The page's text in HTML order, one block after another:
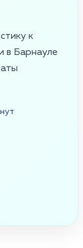
к
в Барнауле